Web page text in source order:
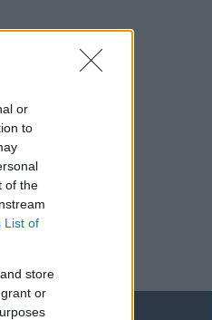
or
to
of the
List of
store
or